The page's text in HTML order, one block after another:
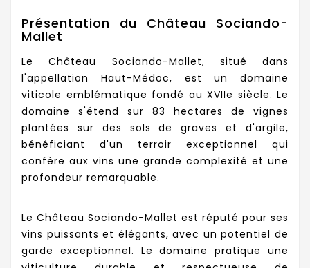
Présentation du Château Sociando-
Mallet
Le Château Sociando-Mallet, situé dans
l'appellation Haut-Médoc, est un domaine
viticole emblématique fondé au XVIIe siècle. Le
domaine s'étend sur 83 hectares de vignes
plantées sur des sols de graves et d'argile,
bénéficiant d'un terroir exceptionnel qui
confère aux vins une grande complexité et une
profondeur remarquable.
Le Château Sociando-Mallet est réputé pour ses
vins puissants et élégants, avec un potentiel de
garde exceptionnel. Le domaine pratique une